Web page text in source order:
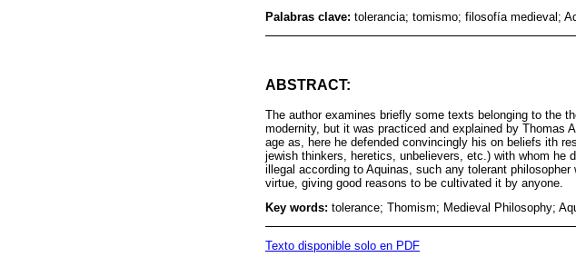
Palabras clave: tolerancia; tomismo; filosofía medieval;
ABSTRACT:
The author examines briefly some texts belonging to the
modernity, but it was practiced and explained by Thomas
age as, here he defended convincingly his on beliefs ith
jewish thinkers, heretics, unbelievers, etc.) with whom he
illegal according to Aquinas, such any tolerant
virtue, giving good reasons to be cultivated it by anyone.
Key words: tolerance; Thomism; Medieval Philosophy;
Texto disponible solo en PDF